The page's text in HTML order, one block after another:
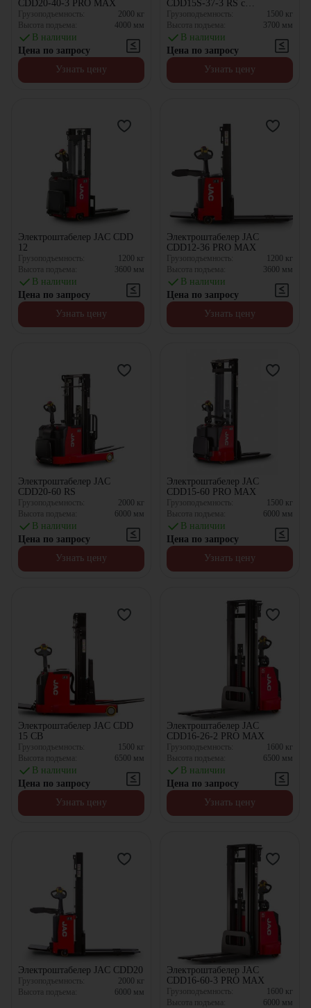
CDD20-40-3 PRO MAX
Грузоподъемность: 2000 кг
Высота подъема:
4000 мм
В наличии
Цена по запросу
Узнать цену
CDD15S-37-3 RS с
выдвижной мачтой
Грузоподъемность: 1500 кг
Высота подъема:
3700 мм
В наличии
Цена по запросу
Узнать цену
Электроштабелер JAC CDD
12
Грузоподъемность: 1200 кг
Высота подъема:
3600 мм
В наличии
Цена по запросу
Узнать цену
Электроштабелер JAC
CDD12-36 PRO MAX
Грузоподъемность: 1200 кг
Высота подъема:
3600 мм
В наличии
Цена по запросу
Узнать цену
Электроштабелер JAC
CDD20-60 RS
Грузоподъемность: 2000 кг
Высота подъема:
6000 мм
В наличии
Цена по запросу
Узнать цену
Электроштабелер JAC
CDD15-60 PRO MAX
Грузоподъемность: 1500 кг
Высота подъема:
6000 мм
В наличии
Цена по запросу
Узнать цену
Электроштабелер JAC CDD
15 CB
Грузоподъемность: 1500 кг
Высота подъема:
6500 мм
В наличии
Цена по запросу
Узнать цену
Электроштабелер JAC
CDD16-26-2 PRO MAX
Грузоподъемность: 1600 кг
Высота подъема:
6500 мм
В наличии
Цена по запросу
Узнать цену
Электроштабелер JAC CDD20
Грузоподъемность: 2000 кг
Высота подъема:
6000 мм
Электроштабелер JAC
CDD16-60-3 PRO MAX
Грузоподъемность: 1600 кг
Высота подъема:
6000 мм